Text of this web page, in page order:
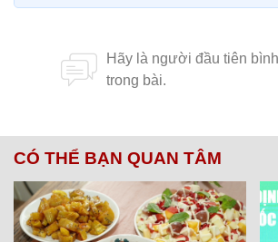
CÓ THỂ BẠN QUAN TÂM